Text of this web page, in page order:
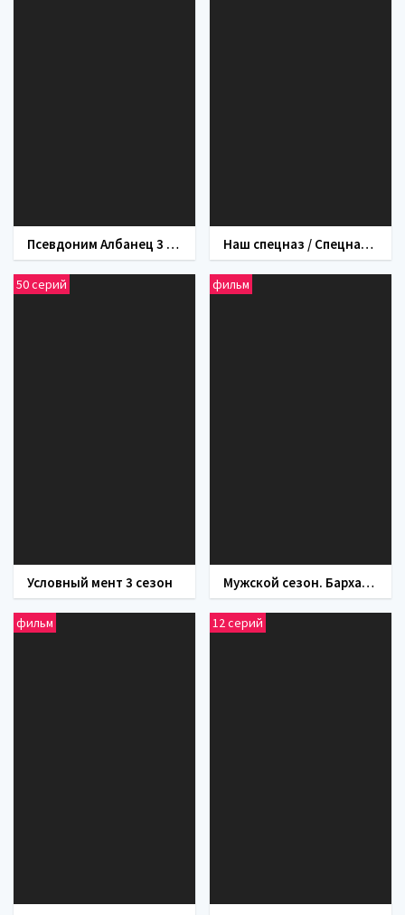
Псевдоним Албанец 3 сезон Наш спецназ / Спецназ: ГБР (сериал 2022)
50 серий
Условный мент 3 сезон
фильм
Мужской сезон. Бархатная революция (фильм 2005)
фильм 12 серий